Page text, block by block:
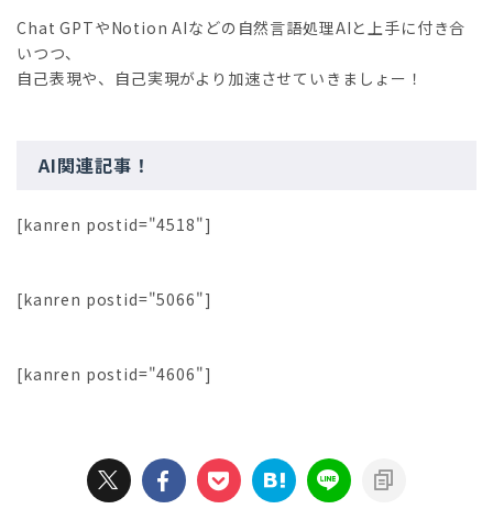
Chat GPTやNotion AIなどの自然言語処理AIと上手に付き合
いつつ、
自己表現や、自己実現がより加速させていきましょー！
AI関連記事！
[kanren postid="4518"]
[kanren postid="5066"]
[kanren postid="4606"]